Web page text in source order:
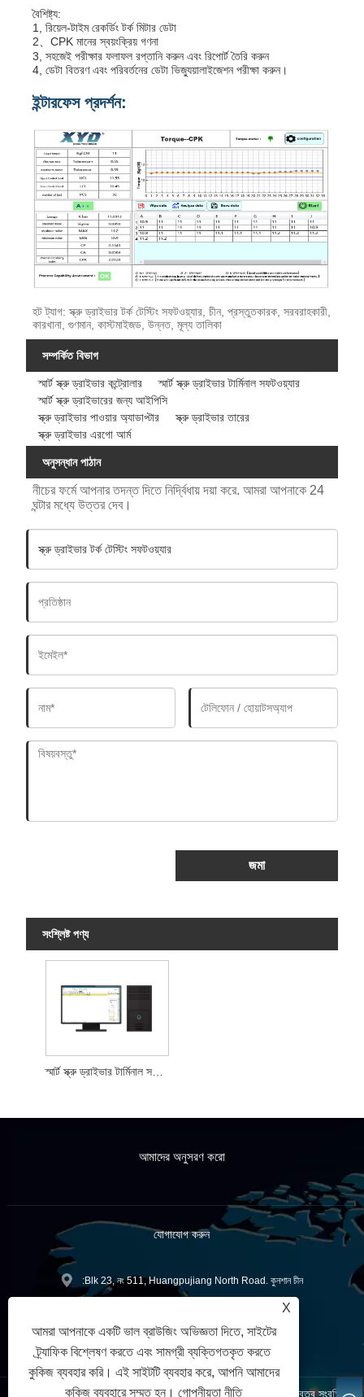
বৈশিষ্ট্য:
1, রিয়েল-টাইম রেকর্ডিং টর্ক মিটার ডেটা
2、CPK মানের স্বয়ংক্রিয় গণনা
3, সহজেই পরীক্ষার ফলাফল রপ্তানি করুন এবং রিপোর্ট তৈরি করুন
4, ডেটা বিতরণ এবং পরিবর্তনের ডেটা ভিজ্যুয়ালাইজেশন পরীক্ষা করুন।
ইন্টারফেস প্রদর্শন:
হট ট্যাগ: স্ক্রু ড্রাইভার টর্ক টেস্টিং সফটওয়্যার, চীন, প্রস্তুতকারক, সরবরাহকারী,
কারখানা, গুণমান, কাস্টমাইজড, উন্নত, মূল্য তালিকা
সম্পর্কিত বিভাগ
স্মার্ট স্ক্রু ড্রাইভার কন্ট্রোলার
স্মার্ট স্ক্রু ড্রাইভার টার্মিনাল সফটওয়্যার
স্মার্ট স্ক্রু ড্রাইভারের জন্য আইপিসি
স্ক্রু ড্রাইভার পাওয়ার অ্যাডাপ্টার
স্ক্রু ড্রাইভার তারের
স্ক্রু ড্রাইভার এরগো আর্ম
অনুসন্ধান পাঠান
নীচের ফর্মে আপনার তদন্ত দিতে নির্দ্বিধায় দয়া করে. আমরা আপনাকে 24
ঘন্টার মধ্যে উত্তর দেব।
জমা
সংশ্লিষ্ট পণ্য
স্মার্ট স্ক্রু ড্রাইভার টার্মিনাল সফটওয়্যার
আমাদের অনুসরণ করো
যোগাযোগ করুন
:Blk 23, নং 511, Huangpujiang North Road. কুনশান চীন
sales@xyd-tools.cn
কপিরাইট © 2023 Kunshan Yu Mao Electronic Co., Ltd. সর্বস্বত্ব সংরক্ষিত
X
আমরা আপনাকে একটি ভাল ব্রাউজিং অভিজ্ঞতা দিতে, সাইটের
ট্র্যাফিক বিশ্লেষণ করতে এবং সামগ্রী ব্যক্তিগতকৃত করতে
কুকিজ ব্যবহার করি। এই সাইটটি ব্যবহার করে, আপনি আমাদের
কুকিজ ব্যবহারে সম্মত হন।গোপনীয়তা নীতি